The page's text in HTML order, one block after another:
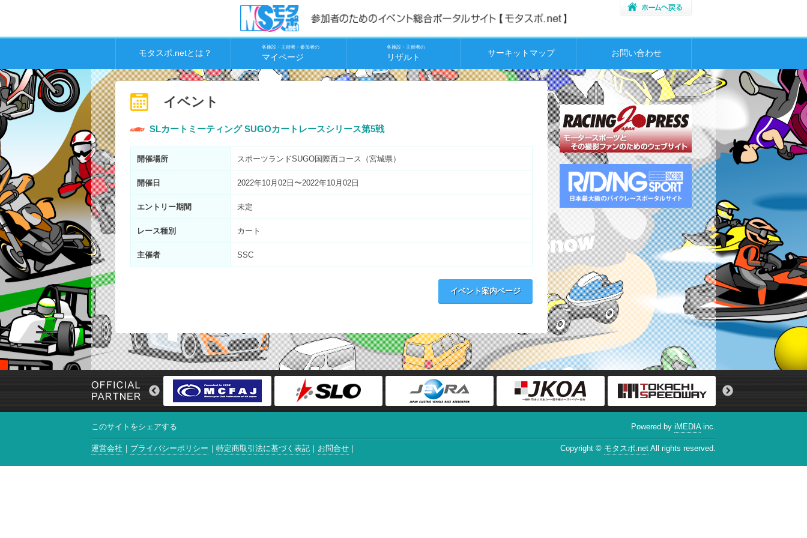
モタスポ.netとは？
各施設・主催者・参加者の
マイページ
各施設・主催者の
リザルト サーキットマップ お問い合わせ
イベント
SLカートミーティング SUGOカートレースシリース第5戦
開催場所 スポーツランドSUGO国際西コース（宮城県）
開催日 2022年10月02日〜2022年10月02日
エントリー期間 未定
レース種別 カート
主催者 SSC
イベント案内ページ
このサイトをシェアする Powered by iMEDIAinc.
運営会社 プライバシーポリシー 特定商取引法に基づく表記 お問合せ Copyright © モタスポ.net All rights reserved.